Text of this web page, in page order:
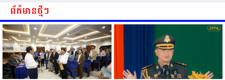
បាននូវ សុខភាពល្អបរិបូរណ៍
កម្លាំងមាំមួន បញ្ញាញាណវាងវៃ
អាយុយឺនយូរ ...
ព័ត៌មានថ្មីៗ